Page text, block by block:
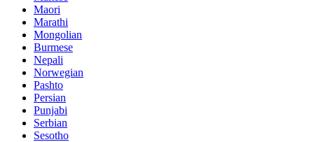
Maori
Marathi
Mongolian
Burmese
Nepali
Norwegian
Pashto
Persian
Punjabi
Serbian
Sesotho